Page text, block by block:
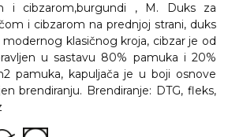
i cibzarom,burgundi , M. Duks za
i cibzarom na prednjoj strani, duks
klasičnog kroja, cibzar je od
u sastavu 80% pamuka i 20%
pamuka, kapuljača je u boji osnove
brendiranju. Brendiranje: DTG, fleks,